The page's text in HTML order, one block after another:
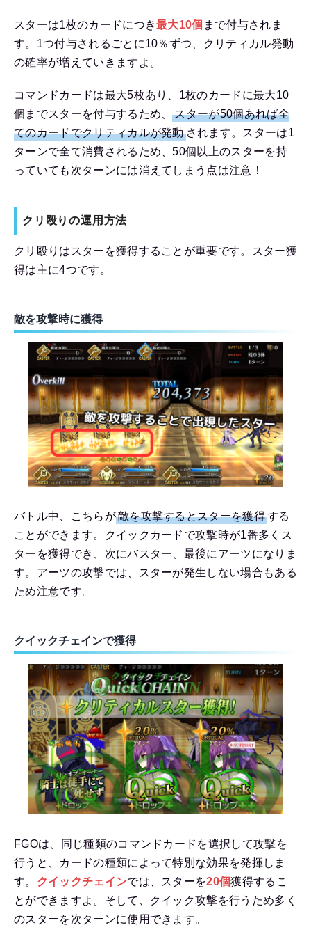
スターは1枚のカードにつき最大10個 まで付与されま
す。1つ付与されるごとに10％ずつ、クリティカル発動
の確率が増えていきますよ。
コマンドカードは最大5枚あり、1枚のカードに最大10
個までスターを付与するため、スターが50個あれば全
てのカードでクリティカルが発動されます。スターは1
ターンで全て消費されるため、50個以上のスターを持
っていても次ターンには消えてしまう点は注意！
クリ殴りの運用方法
クリ殴りはスターを獲得することが重要です。スター獲
得は主に4つです。
敵を攻撃時に獲得
バトル中、こちらが敵を攻撃するとスターを獲得する
ことができます。クイックカードで攻撃時が1番多くス
ターを獲得でき、次にバスター、最後にアーツになりま
す。アーツの攻撃では、スターが発生しない場合もある
ため注意です。
クイックチェインで獲得
FGOは、同じ種類のコマンドカードを選択して攻撃を
行うと、カードの種類によって特別な効果を発揮しま
す。 クイックチェインでは、スターを20個獲得するこ
とができますよ。そして、クイック攻撃を行うため多く
のスターを次ターンに使用できます。